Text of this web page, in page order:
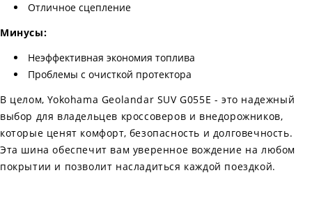
Отличное сцепление
Минусы:
Неэффективная экономия топлива
Проблемы с очисткой протектора
В целом, Yokohama Geolandar SUV G055E - это надежный
выбор для владельцев кроссоверов и внедорожников,
которые ценят комфорт, безопасность и долговечность.
Эта шина обеспечит вам уверенное вождение на любом
покрытии и позволит насладиться каждой поездкой.